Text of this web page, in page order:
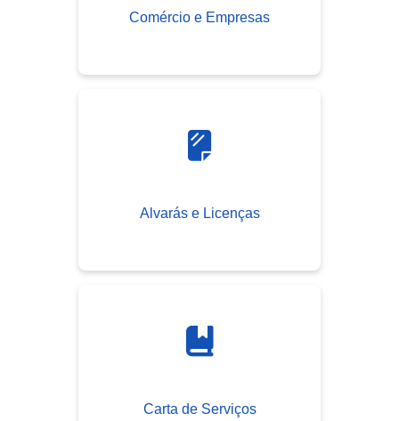
Comércio e Empresas
Alvarás e Licenças
Carta de Serviços